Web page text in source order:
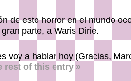
de este horror en el mundo
parte, a Waris Dirie.
voy a hablar hoy (Gracias,
rest of this entry »